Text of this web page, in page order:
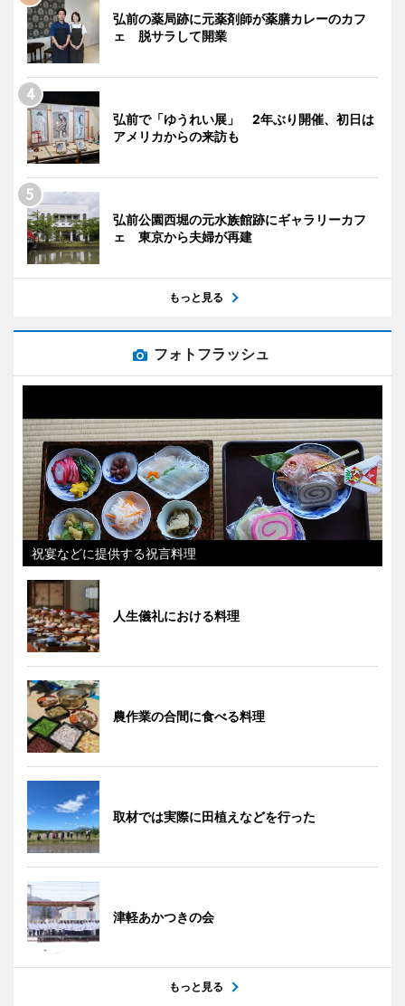
弘前の薬局跡に元薬剤師が薬膳カレーのカフ
ェ 脱サラして開業
弘前で「ゆうれい展」 2年ぶり開催、初日は
アメリカからの来訪も
弘前公園西堀の元水族館跡にギャラリーカフ
ェ 東京から夫婦が再建
もっと見る
フォトフラッシュ
祝宴などに提供する祝言料理
人生儀礼における料理
農作業の合間に食べる料理
取材では実際に田植えなどを行った
津軽あかつきの会
もっと見る